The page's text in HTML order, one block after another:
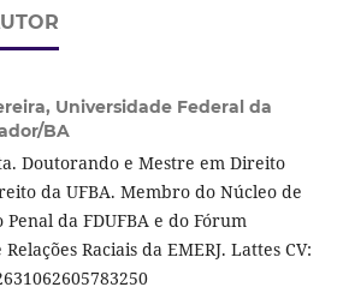
Universidade Federal da
BA
Doutorando e Mestre em Direito
da UFBA. Membro do Núcleo de
Penal da FDUFBA e do Fórum
Raciais da EMERJ. Lattes CV: